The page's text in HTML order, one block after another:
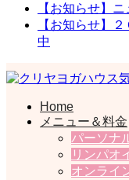
【お知らせ】
【お知らせ】
中
クリヤヨガハウス
一般社団法人日本ヨ
Home
メニュー＆料金
パーソナ
リンパオ
オンライ